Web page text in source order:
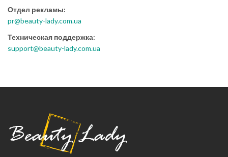
Отдел рекламы:
pr@beauty-lady.com.ua
Техническая поддержка:
support@beauty-lady.com.ua